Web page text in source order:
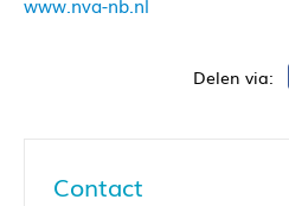
Contact